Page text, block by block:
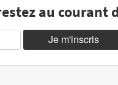
au courant